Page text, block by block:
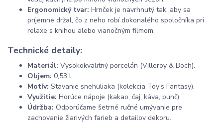
Ergonomický tvar: Hrnček je navrhnutý tak, aby sa
príjemne držal, čo z neho robí dokonalého spoločníka pri
relaxe s knihou alebo vianočným filmom.
Technické detaily:
Materiál: Vysokokvalitný porcelán (Villeroy & Boch).
Objem: 0,53 l.
Motív: Stavanie snehuliaka (kolekcia Toy's Fantasy).
Využitie: Horúce nápoje (kakao, čaj, káva, punč).
Údržba: Odporúčame šetrné ručné umývanie pre
zachovanie žiarivých farieb a detailov dekoru.